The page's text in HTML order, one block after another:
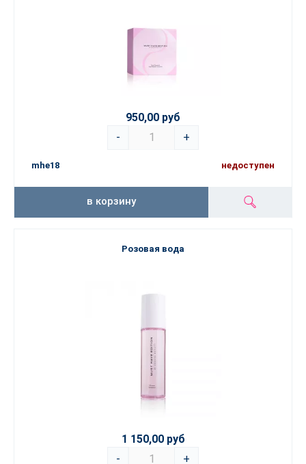
950,00 руб
-
+
mhe18 недоступен
в корзину
Розовая вода
1 150,00 руб
-
+